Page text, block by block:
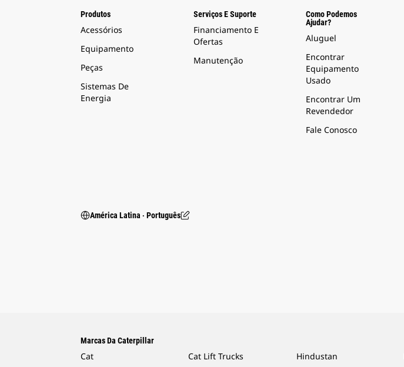
Produtos
Acessórios
Equipamento
Peças
Sistemas De
Energia
Serviços E Suporte
Financiamento E
Ofertas
Manutenção
Como Podemos
Ajudar?
Aluguel
Encontrar
Equipamento
Usado
Encontrar Um
Revendedor
Fale Conosco
América Latina ‧ Português
Marcas Da Caterpillar
Cat Cat Lift Trucks Hindustan